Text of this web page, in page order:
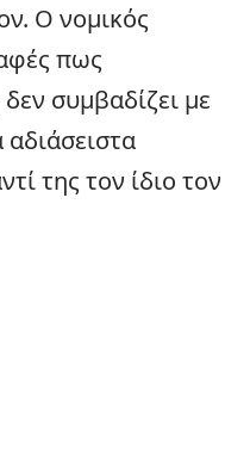
Ο νομικός
πως
συμβαδίζει με
αδιάσειστα
της τον ίδιο τον